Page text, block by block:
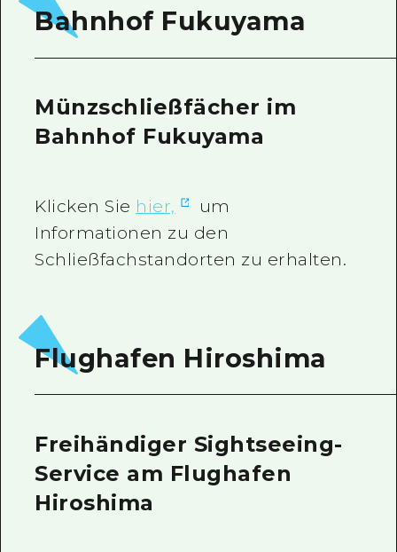
Bahnhof Fukuyama
Münzschließfächer im
Bahnhof Fukuyama
Klicken Sie hier,
um
Informationen zu den
Schließfachstandorten zu erhalten.
Flughafen Hiroshima
Freihändiger Sightseeing-
Service am Flughafen
Hiroshima